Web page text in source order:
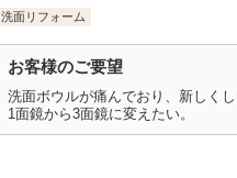
洗面リフォーム
お客様のご要望
洗面ボウルが痛んでおり、新しくし
1面鏡から3面鏡に変えたい。